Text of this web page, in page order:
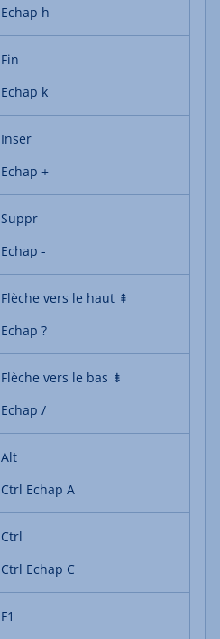
Echap h
Fin
Echap k
Inser
Echap +
Suppr
Echap -
Flèche vers le haut ⇞
Echap ?
Flèche vers le bas ⇟
Echap /
Alt
Ctrl Echap A
Ctrl
Ctrl Echap C
F1